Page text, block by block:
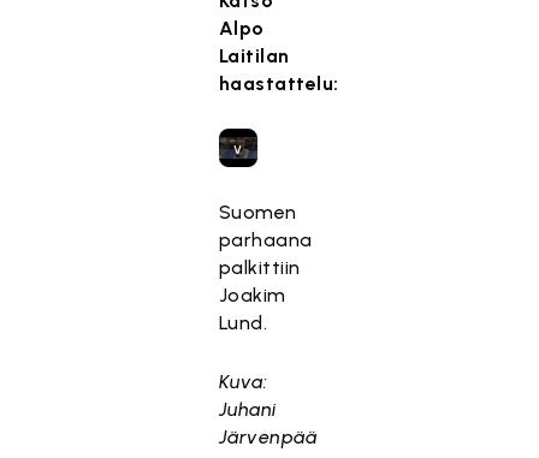
Alpo
Laitilan
haastattelu:
s
k
a
s
v
Suomen
parhaana
palkittiin
Joakim
Lund.
Kuva:
Juhani
Järvenpää